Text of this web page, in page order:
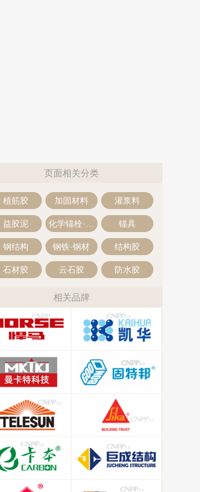
页面相关分类
植筋胶 加固材料 灌浆料
益胶泥 锚具
钢结构 钢铁·钢材 结构胶
石材胶 云石胶 防水胶
相关品牌